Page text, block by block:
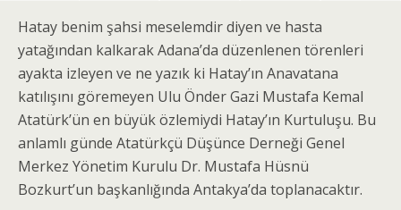
Hatay benim şahsi meselemdir diyen ve hasta
yatağından kalkarak Adana’da düzenlenen törenleri
ayakta izleyen ve ne yazık ki Hatay’ın Anavatana
katılışını göremeyen Ulu Önder Gazi Mustafa Kemal
Atatürk’ün en büyük özlemiydi Hatay’ın Kurtuluşu. Bu
anlamlı günde Atatürkçü Düşünce Derneği Genel
Merkez Yönetim Kurulu Dr. Mustafa Hüsnü
Bozkurt’un başkanlığında Antakya’da toplanacaktır.